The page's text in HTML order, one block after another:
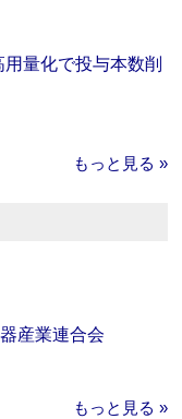
用量化で投与本数削
もっと見る »
産業連合会
もっと見る »